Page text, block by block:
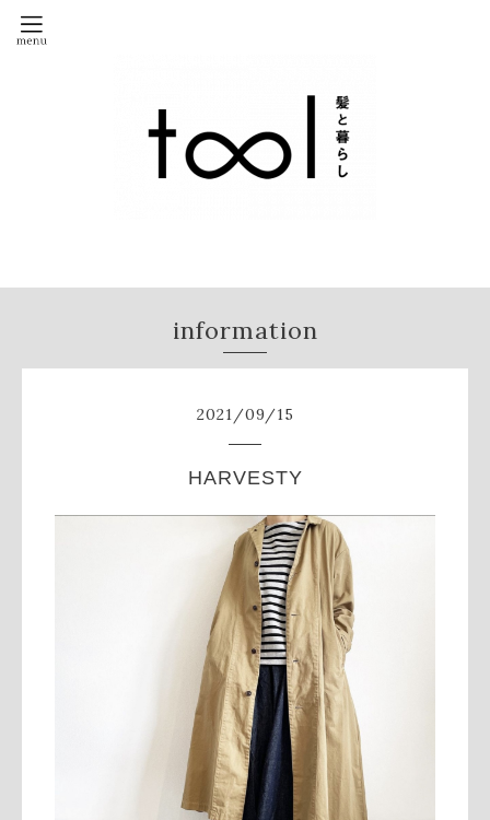
information
2021/09/15
HARVESTY